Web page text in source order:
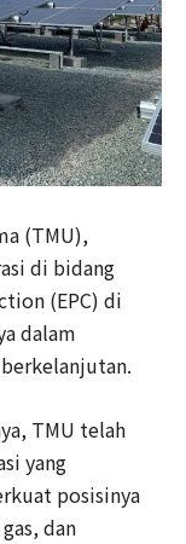
(TMU),
di bidang
(EPC) di
dalam
TMU telah
yang
posisinya
dan